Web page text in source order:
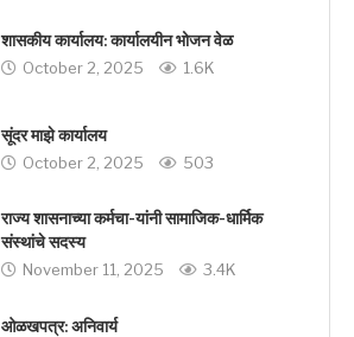
शासकीय कार्यालय: कार्यालयीन भोजन वेळ
October 2, 2025 1.6K
सूंदर माझे कार्यालय
October 2, 2025 503
राज्य शासनाच्या कर्मचा-यांनी सामाजिक-धार्मिक
संस्थांचे सदस्य
November 11, 2025 3.4K
ओळखपत्र: अनिवार्य